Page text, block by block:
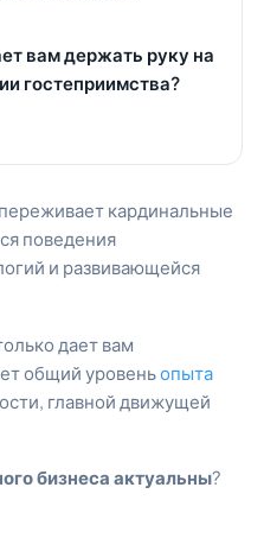
вам держать руку на
гостеприимства?
кардинальные
поведения
и развивающейся
дает вам
общий уровеньопыта
главной движущей
бизнеса актуальны?